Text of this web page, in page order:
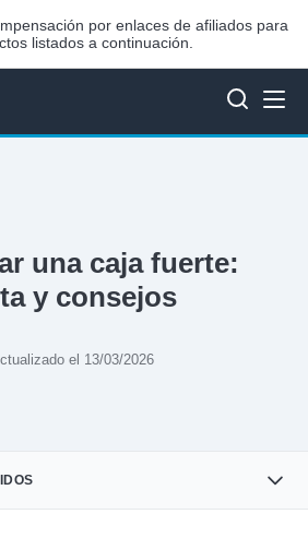
por enlaces de afiliados para
listados a continuación.
una caja fuerte:
y consejos
el 13/03/2026